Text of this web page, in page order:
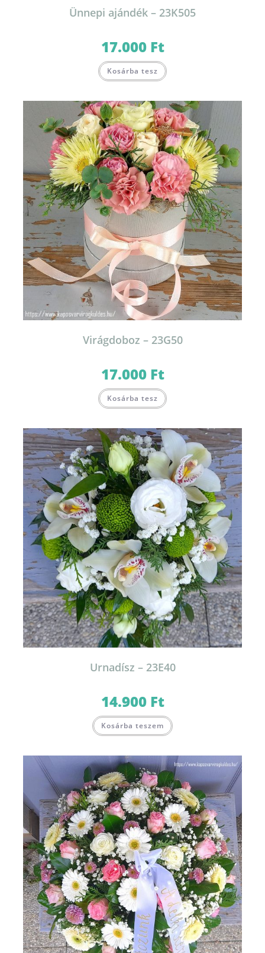
Ünnepi ajándék – 23K505
17.000 Ft
Kosárba tesz
Virágdoboz – 23G50
17.000 Ft
Kosárba tesz
Urnadísz – 23E40
14.900 Ft
Kosárba teszem